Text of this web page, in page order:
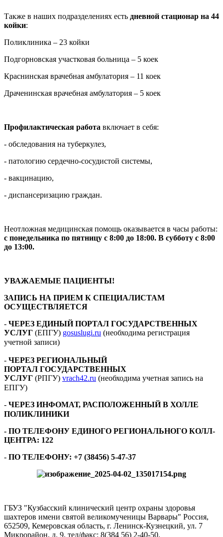
Также в наших подразделениях есть дневной стационар на 44
койки:
Поликлиника – 23 койки
Подгорновская участковая больница – 5 коек
Краснинская врачебная амбулатория – 11 коек
Драченинская врачебная амбулатория – 5 коек
Профилактическая работа включает в себя:
- обследования на туберкулез,
- патологию сердечно-сосудистой системы,
- вакцинацию,
- диспансеризацию граждан.
Неотложная медицинская помощь оказывается в часы работы:
с понедельника по пятницу с 8:00 до 18:00. В субботу с 8:00
до 13:00.
УВАЖАЕМЫЕ ПАЦИЕНТЫ!
ЗАПИСЬ НА ПРИЕМ К СПЕЦИАЛИСТАМ
ОСУЩЕСТВЛЯЕТСЯ
- ЧЕРЕЗ ЕДИНЫЙ ПОРТАЛ ГОСУДАРСТВЕННЫХ
УСЛУГ (ЕПГУ) gosuslugi.ru (необходима регистрация
учетной записи) ⠀
- ЧЕРЕЗ РЕГИОНАЛЬНЫЙ
ПОРТАЛ ГОСУДАРСТВЕННЫХ
УСЛУГ (РПГУ) vrach42.ru (необходима учетная запись на
ЕПГУ) ⠀
- ЧЕРЕЗ ИНФОМАТ, РАСПОЛОЖЕННЫЙ В ХОЛЛЕ
ПОЛИКЛИНИКИ⠀
- ПО ТЕЛЕФОНУ ЕДИНОГО РЕГИОНАЛЬНОГО КОЛЛ-
ЦЕНТРА: 122
- ПО ТЕЛЕФОНУ: +7 (38456) 5-47-37
ГБУЗ "Кузбасский клинический центр охраны здоровья
шахтеров имени святой великомученицы Варвары" Россия,
652509, Кемеровская область, г. Ленинск-Кузнецкий, ул. 7
Микрорайон, д. 9, тел/факс: 8(384 56) 2-40-50,